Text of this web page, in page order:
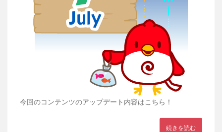
今回のコンテンツのアップデート内容はこちら！
続きを読む